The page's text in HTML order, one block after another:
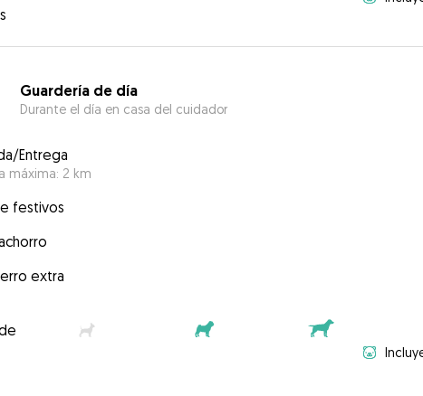
Guardería de día
Durante el día en casa del cuidador
Entrega
máxima: 2 km
festivos
extra